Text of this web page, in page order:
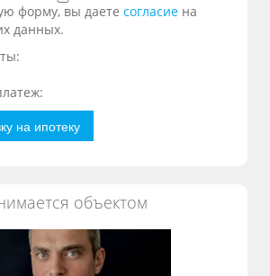
форму, вы даетесогласие на
данных.
на ипотеку
объектом